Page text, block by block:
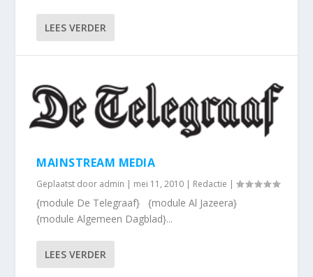
LEES VERDER
MAINSTREAM MEDIA
Geplaatst door admin | mei 11, 2010 | Redactie |
{module De Telegraaf} {module Al Jazeera}
{module Algemeen Dagblad}...
LEES VERDER